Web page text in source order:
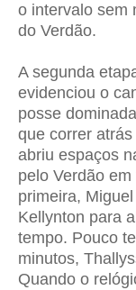
o intervalo sem
do Verdão.
A segunda
evidenciou o
posse
que correr
abriu espaços
pelo Verdão
primeira,
Kellynton para
tempo. Pouco
minutos,
Quando o